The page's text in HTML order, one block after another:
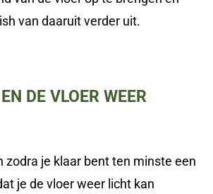
van daaruit verder uit.
DE VLOER WEER
zodra je klaar bent ten minste een
je de vloer weer licht kan